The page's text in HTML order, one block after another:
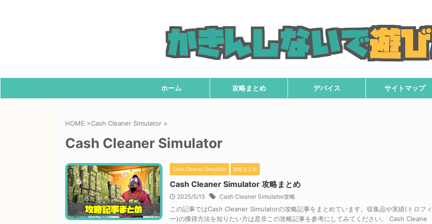
ホーム 攻略まとめ デバイス サイトマップ
HOME >Cash Cleaner Simulator >
Cash Cleaner Simulator
Cash Cleaner Simulator 攻略まとめ
Cash Cleaner Simulator 攻略まとめ
2025/5/15 Cash Cleaner Simulator攻略
この記事ではCash Cleaner Simulatorの攻略記事をまとめています。収集品や実績(トロフィ
ー)の獲得方法を知りたい方は是非この攻略記事を参考にしてみてください。 Cash Cleane